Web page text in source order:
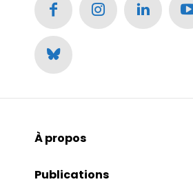
À propos
Publications